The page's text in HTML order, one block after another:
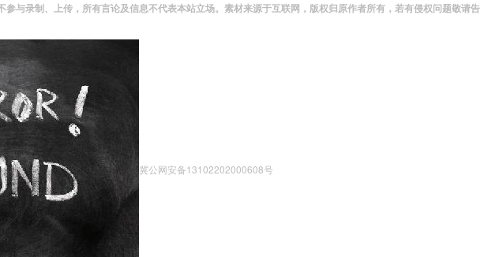
与录制、上传，所有言论及信息不代表本站立场。素材来源于互联网，版权归原作者所有，若有侵权问题敬请告
冀公网安备13102202000608号